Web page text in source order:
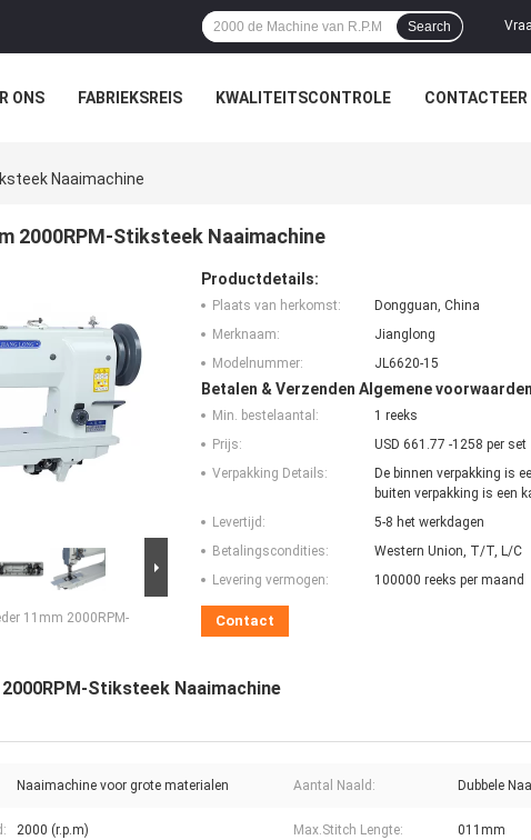
Search
ONS FABRIEKSREIS KWALITEITSCONTROLE CONTACTEER
Naaimachine
2000RPM-Stiksteek Naaimachine
11mm 2000RPM-
Productdetails:
Plaats van herkomst:
Dongguan, China
Merknaam:
Jianglong
Modelnummer:
JL6620-15
Betalen & Verzenden Algemene
Min. bestelaantal:
1 reeks
Prijs:
USD 661.77 -1258 per set
Verpakking Details:
De binnen verpakking is
buiten verpakking is een
Levertijd:
5-8 het werkdagen
Betalingscondities:
Western Union, T/T, L/C
Levering vermogen:
100000 reeks per maand
Contact
Stiksteek Naaimachine
Naaimachine voor grote materialen Aantal Naald: Dubbele
2000 (r.p.m) Max.Stitch Lengte: 011mm